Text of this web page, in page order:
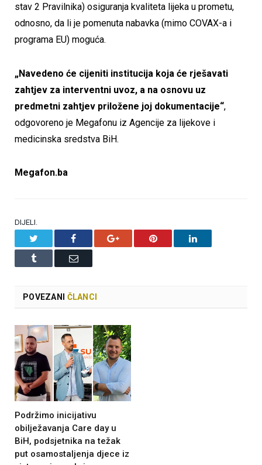
stav 2 Pravilnika) osiguranja kvaliteta lijeka u prometu,
odnosno, da li je pomenuta nabavka (mimo COVAX-a i
programa EU) moguća.
„Navedeno će cijeniti institucija koja će rješavati
zahtjev za interventni uvoz, a na osnovu uz
predmetni zahtjev priložene joj dokumentacije“,
odgovoreno je Megafonu iz Agencije za lijekove i
medicinska sredstva BiH.
Megafon.ba
DIJELI.
Facebook Google+ Pinterest LinkedIn
Tumblr Email
POVEZANI ČLANCI
Podržimo inicijativu
obilježavanja Care day u
BiH, podsjetnika na težak
put osamostaljenja djece iz